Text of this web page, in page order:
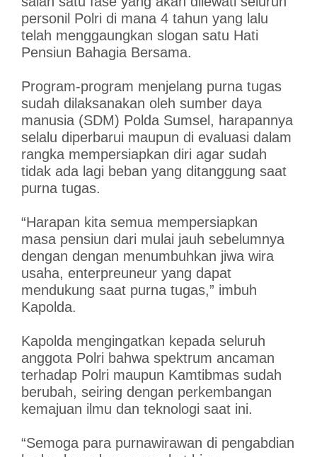
personil Polri di mana 4 tahun yang lalu
telah menggaungkan slogan satu Hati
Pensiun Bahagia Bersama.
Program-program menjelang purna tugas
sudah dilaksanakan oleh sumber daya
manusia (SDM) Polda Sumsel, harapannya
selalu diperbarui maupun di evaluasi dalam
rangka mempersiapkan diri agar sudah
tidak ada lagi beban yang ditanggung saat
purna tugas.
“Harapan kita semua mempersiapkan
masa pensiun dari mulai jauh sebelumnya
dengan dengan menumbuhkan jiwa wira
usaha, enterpreuneur yang dapat
mendukung saat purna tugas,” imbuh
Kapolda.
Kapolda mengingatkan kepada seluruh
anggota Polri bahwa spektrum ancaman
terhadap Polri maupun Kamtibmas sudah
berubah, seiring dengan perkembangan
kemajuan ilmu dan teknologi saat ini.
“Semoga para purnawirawan di pengabdian